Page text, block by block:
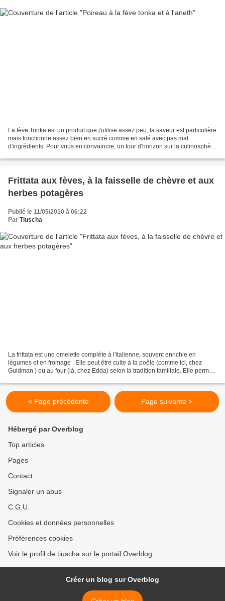
La fève Tonka est un produit que j'utilise assez peu, la saveur est particulière
mais fonctionne assez bien en sucré comme en salé avec pas mal
d'ingrédients. Pour vous en convaincre, un tour d'horizon sur la culinosphère
Frittata aux fèves, à la faisselle de chèvre et aux
herbes potagères
Publié le 11/05/2010 à 06:22
Par Tiuscha
La frittata est une omelette complète à l'italienne, souvent enrichie en
légumes et en fromage . Elle peut être cuite à la poêle (comme ici, chez
Guidman ) ou au four (ià, chez Edda) selon la tradition familiale. Elle permet
< Page précédente Page suivante >
Hébergé par Overblog
Top articles
Pages
Contact
Signaler un abus
C.G.U.
Cookies et données personnelles
Préférences cookies
Voir le profil de tiuscha sur le portail Overblog
Créer un blog sur Overblog